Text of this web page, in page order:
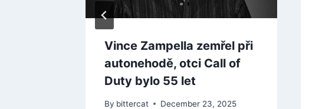
Vince Zampella zemřel při
autonehodě, otci Call of
Duty bylo 55 let
By bittercat December 23, 2025